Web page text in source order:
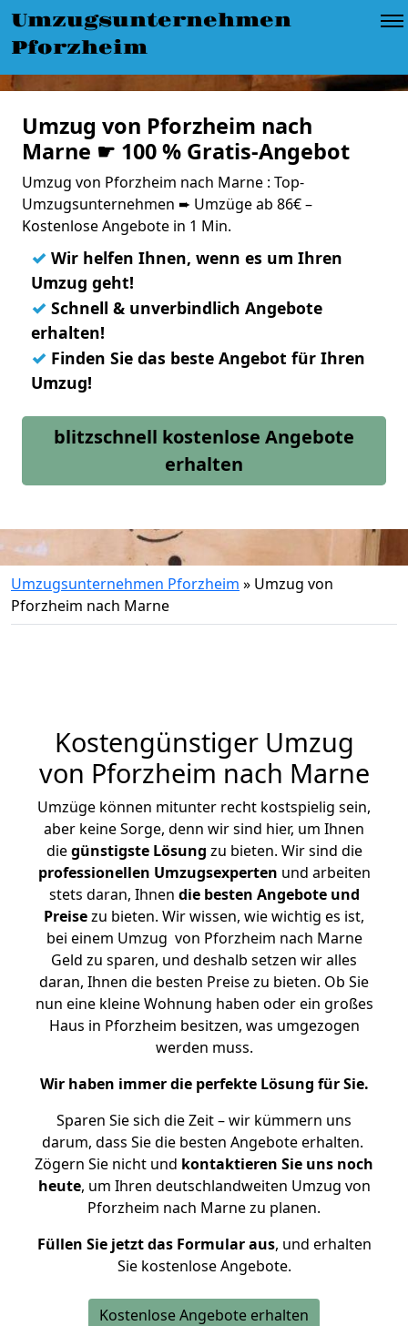
Umzugsunternehmen
Pforzheim
Umzug von Pforzheim nach
Marne ☛ 100 % Gratis-Angebot
Umzug von Pforzheim nach Marne : Top-
Umzugsunternehmen ➨ Umzüge ab 86€ –
Kostenlose Angebote in 1 Min.
✓ Wir helfen Ihnen, wenn es um Ihren
Umzug geht!
✓ Schnell & unverbindlich Angebote
erhalten!
✓ Finden Sie das beste Angebot für Ihren
Umzug!
blitzschnell kostenlose Angebote
erhalten
Umzugsunternehmen Pforzheim » Umzug von
Pforzheim nach Marne
Kostengünstiger Umzug
von Pforzheim nach Marne
Umzüge können mitunter recht kostspielig sein,
aber keine Sorge, denn wir sind hier, um Ihnen
diegünstigste Lösung zu bieten. Wir sind die
professionellen Umzugsexperten und arbeiten
stets daran, Ihnen die besten Angebote und
Preisezu bieten. Wir wissen, wie wichtig es ist,
bei einem Umzug von Pforzheim nach Marne
Geld zu sparen, und deshalb setzen wir alles
daran, Ihnen die besten Preise zu bieten. Ob Sie
nun eine kleine Wohnung haben oder ein großes
Haus in Pforzheim besitzen, was umgezogen
werden muss.
Wir haben immer die perfekte Lösung für Sie.
Sparen Sie sich die Zeit – wir kümmern uns
darum, dass Sie die besten Angebote erhalten.
Zögern Sie nicht und kontaktieren Sie uns noch
heute, um Ihren deutschlandweiten Umzug von
Pforzheim nach Marne zu planen.
Füllen Sie jetzt das Formular aus, und erhalten
Sie kostenlose Angebote.
Kostenlose Angebote erhalten